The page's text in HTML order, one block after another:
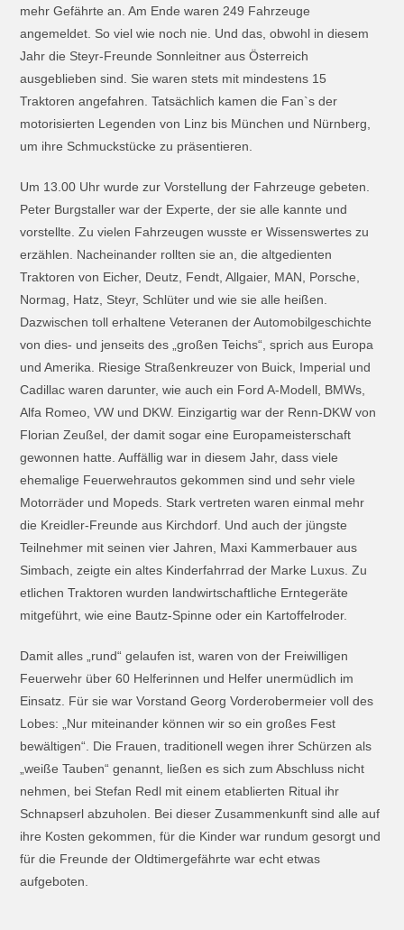
mehr Gefährte an. Am Ende waren 249 Fahrzeuge
angemeldet. So viel wie noch nie. Und das, obwohl in diesem
Jahr die Steyr-Freunde Sonnleitner aus Österreich
ausgeblieben sind. Sie waren stets mit mindestens 15
Traktoren angefahren. Tatsächlich kamen die Fan`s der
motorisierten Legenden von Linz bis München und Nürnberg,
um ihre Schmuckstücke zu präsentieren.
Um 13.00 Uhr wurde zur Vorstellung der Fahrzeuge gebeten.
Peter Burgstaller war der Experte, der sie alle kannte und
vorstellte. Zu vielen Fahrzeugen wusste er Wissenswertes zu
erzählen. Nacheinander rollten sie an, die altgedienten
Traktoren von Eicher, Deutz, Fendt, Allgaier, MAN, Porsche,
Normag, Hatz, Steyr, Schlüter und wie sie alle heißen.
Dazwischen toll erhaltene Veteranen der Automobilgeschichte
von dies- und jenseits des „großen Teichs“, sprich aus Europa
und Amerika. Riesige Straßenkreuzer von Buick, Imperial und
Cadillac waren darunter, wie auch ein Ford A-Modell, BMWs,
Alfa Romeo, VW und DKW. Einzigartig war der Renn-DKW von
Florian Zeußel, der damit sogar eine Europameisterschaft
gewonnen hatte. Auffällig war in diesem Jahr, dass viele
ehemalige Feuerwehrautos gekommen sind und sehr viele
Motorräder und Mopeds. Stark vertreten waren einmal mehr
die Kreidler-Freunde aus Kirchdorf. Und auch der jüngste
Teilnehmer mit seinen vier Jahren, Maxi Kammerbauer aus
Simbach, zeigte ein altes Kinderfahrrad der Marke Luxus. Zu
etlichen Traktoren wurden landwirtschaftliche Erntegeräte
mitgeführt, wie eine Bautz-Spinne oder ein Kartoffelroder.
Damit alles „rund“ gelaufen ist, waren von der Freiwilligen
Feuerwehr über 60 Helferinnen und Helfer unermüdlich im
Einsatz. Für sie war Vorstand Georg Vorderobermeier voll des
Lobes: „Nur miteinander können wir so ein großes Fest
bewältigen“. Die Frauen, traditionell wegen ihrer Schürzen als
„weiße Tauben“ genannt, ließen es sich zum Abschluss nicht
nehmen, bei Stefan Redl mit einem etablierten Ritual ihr
Schnapserl abzuholen. Bei dieser Zusammenkunft sind alle auf
ihre Kosten gekommen, für die Kinder war rundum gesorgt und
für die Freunde der Oldtimergefährte war echt etwas
aufgeboten.